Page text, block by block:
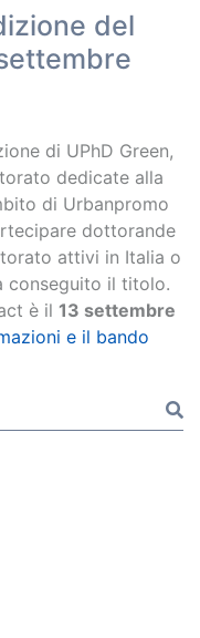
del
di UPhD Green,
dedicate alla
di Urbanpromo
dottorande
attivi in Italia o
conseguito il titolo.
è il 13 settembre
e il bando